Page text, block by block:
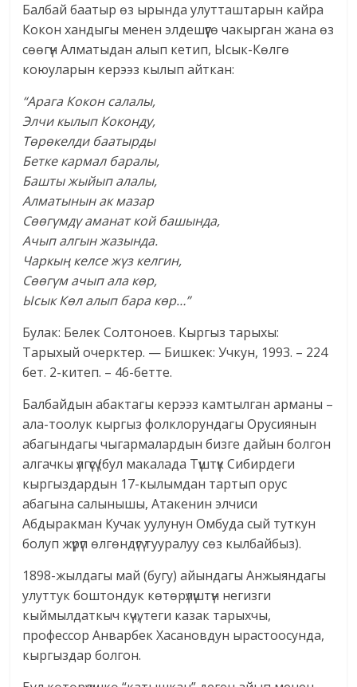
Балбай баатыр өз ырында улутташтарын кайра
Кокон хандыгы менен элдешүүгө чакырган жана өз
сөөгүн Алматыдан алып кетип, Ысык-Көлгө
коюуларын керээз кылып айткан:
“Арага Кокон салалы,
Элчи кылып Коконду,
Төрөкелди баатырды
Бетке кармал баралы,
Башты жыйып алалы,
Алматынын ак мазар
Сөөгүмдү аманат кой башында,
Ачып алгын жазында.
Чаркың келсе жүз келгин,
Сөөгүм ачып ала көр,
Ысык Көл алып бара көр…”
Булак: Белек Солтоноев. Кыргыз тарыхы:
Тарыхый очерктер. — Бишкек: Учкун, 1993. – 224
бет. 2-китеп. – 46-бетте.
Балбайдын абактагы керээз камтылган арманы –
ала-тоолук кыргыз фолклорундагы Орусиянын
абагындагы чыгармалардын бизге дайын болгон
алгачкы үлгүсү (бул макалада Түштүк Сибирдеги
кыргыздардын 17-кылымдан тартып орус
абагына салынышы, Атакенин элчиси
Абдыракман Кучак уулунун Омбуда сый туткун
болуп жүрүп өлгөндүгү тууралуу сөз кылбайбыз).
1898-жылдагы май (бугу) айындагы Анжыяндагы
улуттук боштондук көтөрүлүштүн негизги
кыймылдаткыч күчү, теги казак тарыхчы,
профессор Анварбек Хасановдун ырастоосунда,
кыргыздар болгон.